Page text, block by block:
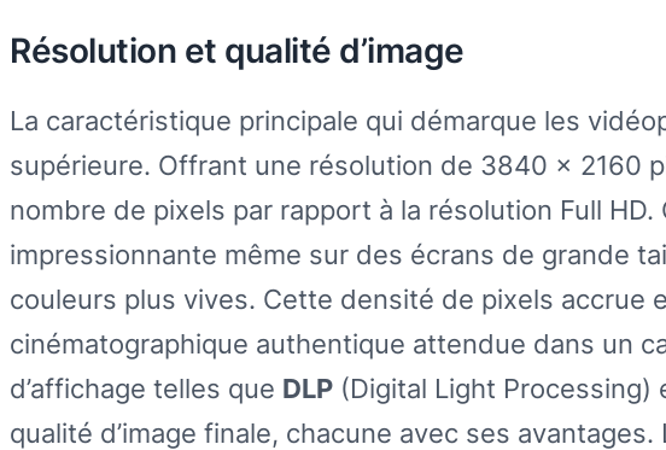
Résolution et qualité d’image
La caractéristique principale qui démarque les
supérieure. Offrant une résolution de 3840 x 2160
nombre de pixels par rapport à la résolution Full HD.
impressionnante même sur des écrans de grande
couleurs plus vives. Cette densité de pixels accrue
cinématographique authentique attendue dans un
d’affichage telles que DLP (Digital Light Processing)
qualité d’image finale, chacune avec ses